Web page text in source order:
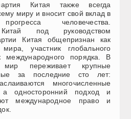
Китая также всегда
миру и вносит свой вклад в
человечества.
Китай под руководством
Китая общепризнан как
участник глобального
международного порядка. В
переживает крупные
за последние сто лет:
многочисленные
односторонний подход и
международное право и